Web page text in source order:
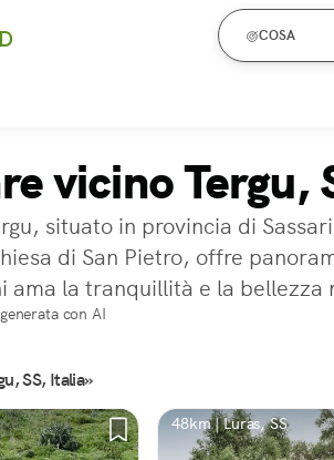
COSA
vicino Tergu,
situato in provincia di
di San Pietro, offre
ama la tranquillità e la bellezza
con AI
SS, Italia»
48km | Luras, SS